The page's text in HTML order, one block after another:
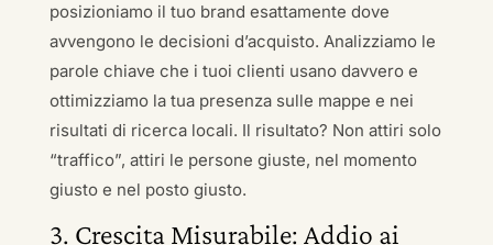
posizioniamo il tuo brand esattamente dove
avvengono le decisioni d’acquisto. Analizziamo le
parole chiave che i tuoi clienti usano davvero e
ottimizziamo la tua presenza sulle mappe e nei
risultati di ricerca locali. Il risultato? Non attiri solo
“traffico”, attiri le persone giuste, nel momento
giusto e nel posto giusto.
3. Crescita Misurabile: Addio ai